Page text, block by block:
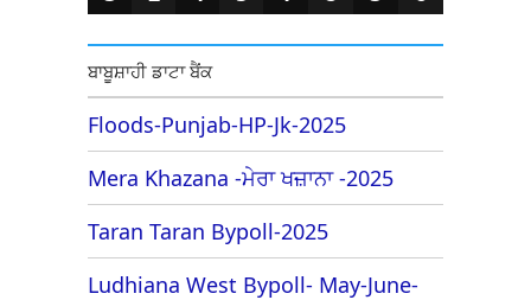
ਬਾਬੂਸ਼ਾਹੀ ਡਾਟਾ ਬੈਂਕ
Floods-Punjab-HP-Jk-2025
Mera Khazana -ਮੇਰਾ ਖਜ਼ਾਨਾ -2025
Taran Taran Bypoll-2025
Ludhiana West Bypoll- May-June-